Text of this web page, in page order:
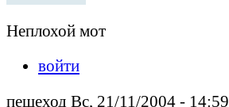
Неплохой мот
войти
пешеход Вс, 21/11/2004 - 14:59